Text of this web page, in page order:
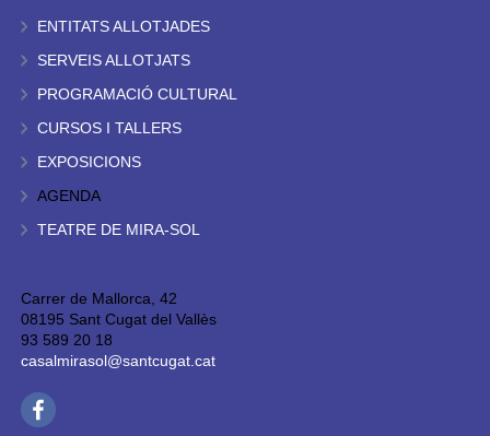
ENTITATS ALLOTJADES
SERVEIS ALLOTJATS
PROGRAMACIÓ CULTURAL
CURSOS I TALLERS
EXPOSICIONS
AGENDA
TEATRE DE MIRA-SOL
Carrer de Mallorca, 42
08195 Sant Cugat del Vallès
93 589 20 18
casalmirasol@santcugat.cat